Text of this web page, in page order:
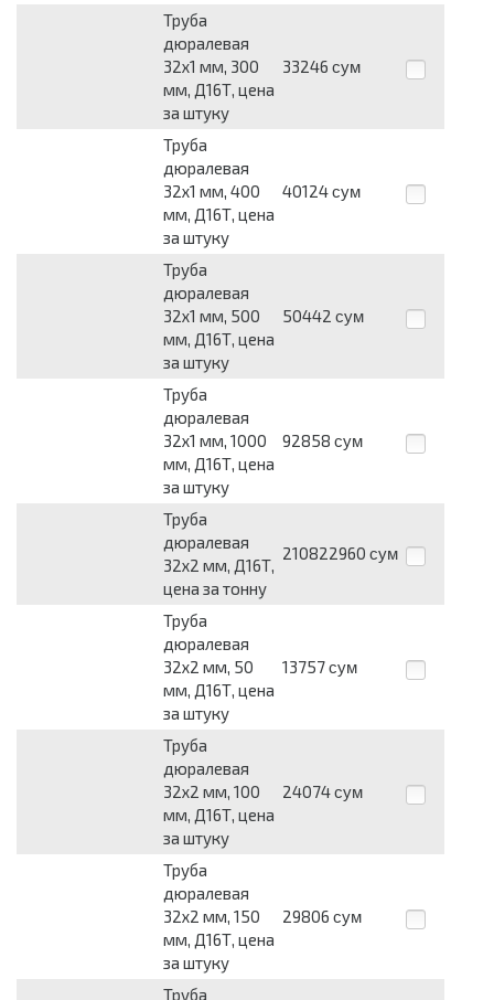
Труба
дюралевая
32х1 мм, 300
мм, Д16Т, цена
за штуку
33246 сум
Труба
дюралевая
32х1 мм, 400
мм, Д16Т, цена
за штуку
40124 сум
Труба
дюралевая
32х1 мм, 500
мм, Д16Т, цена
за штуку
50442 сум
Труба
дюралевая
32х1 мм, 1000
мм, Д16Т, цена
за штуку
92858 сум
Труба
дюралевая
32х2 мм, Д16Т,
цена за тонну
210822960 сум
Труба
дюралевая
32х2 мм, 50
мм, Д16Т, цена
за штуку
13757 сум
Труба
дюралевая
32х2 мм, 100
мм, Д16Т, цена
за штуку
24074 сум
Труба
дюралевая
32х2 мм, 150
мм, Д16Т, цена
за штуку
29806 сум
Труба